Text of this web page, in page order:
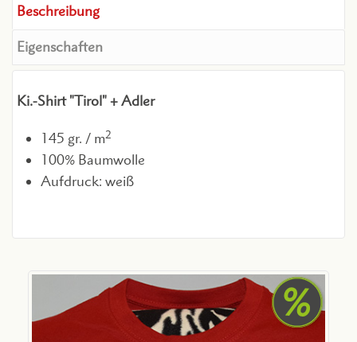
Beschreibung
Eigenschaften
Ki.-Shirt "Tirol" + Adler
145 gr. / m2
100% Baumwolle
Aufdruck: weiß